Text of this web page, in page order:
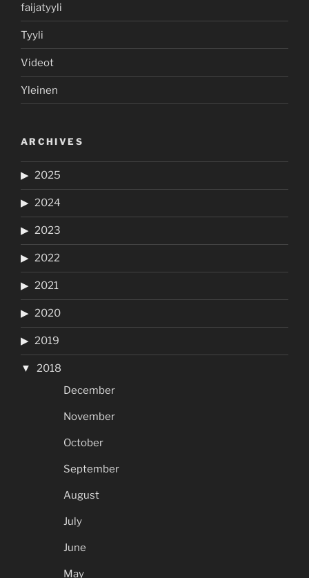
faijatyyli
Tyyli
Videot
Yleinen
ARCHIVES
2025
2024
2023
2022
2021
2020
2019
2018
December
November
October
September
August
July
June
May